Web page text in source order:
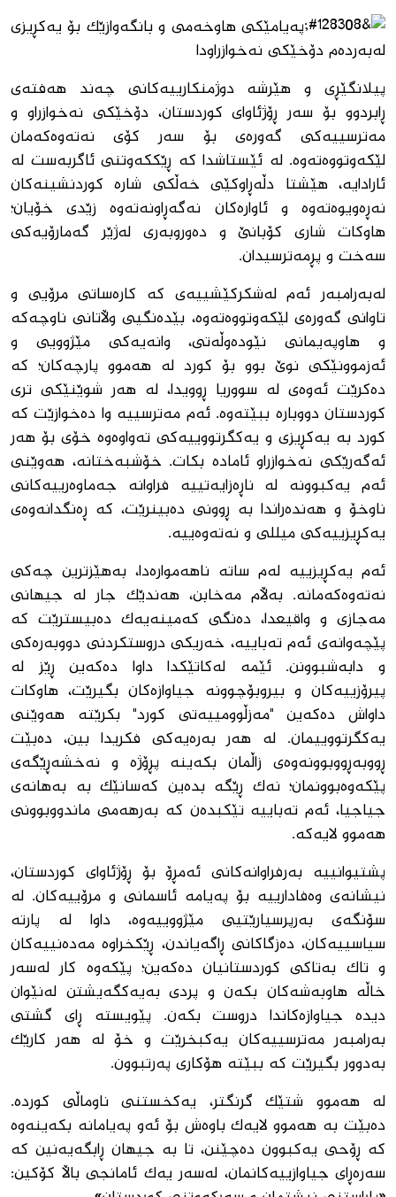
پەیامێکی هاوخەمی و بانگەوازێک بۆ یەکڕیزی
لەبەردەم دۆخێکی نەخوازراودا
پیلانگێڕی و هێرشە دوژمنکارییەکانی چەند هەفتەی
ڕابردوو بۆ سەر ڕۆژئاوای کوردستان، دۆخێکی نەخوازراو و
مەترسییەکی گەورەی بۆ سەر کۆی نەتەوەکەمان
لێکەوتووەتەوە. لە ئێستاشدا کە ڕێککەوتنی ئاگربەست لە
ئارادایە، هێشتا دڵەڕاوکێی خەڵکی شارە کوردنشینەکان
نەڕەویوەتەوە و ئاوارەکان نەگەڕاونەتەوە زێدی خۆیان؛
هاوکات شاری کۆبانێ و دەوروبەری لەژێر گەمارۆیەکی
سەخت و پڕمەترسیدان.
لەبەرامبەر ئەم لەشکرکێشییەی کە کارەساتی مرۆیی و
تاوانی گەورەی لێکەوتووەتەوە، بێدەنگیی وڵاتانی ناوچەکە
و هاوپەیمانی نێودەوڵەتی، وانەیەکی مێژوویی و
ئەزموونێکی نوێ بوو بۆ کورد لە هەموو پارچەکان؛ کە
دەکرێت ئەوەی لە سووریا ڕوویدا، لە هەر شوێنێکی تری
کوردستان دووبارە ببێتەوە. ئەم مەترسییە وا دەخوازێت کە
کورد بە یەکڕیزی و یەکگرتووییەکی تەواوەوە خۆی بۆ هەر
ئەگەرێکی نەخوازراو ئامادە بکات. خۆشبەختانە، هەوێنی
ئەم یەکبوونە لە ناڕەزایەتییە فراوانە جەماوەرییەکانی
ناوخۆ و هەندەراندا بە ڕوونی دەبینرێت، کە ڕەنگدانەوەی
یەکڕیزییەکی میللی و نەتەوەییە.
ئەم یەکڕیزییە لەم ساتە ناهەموارەدا، بەهێزترین چەکی
نەتەوەکەمانە. بەڵام مەخابن، هەندێک جار لە جیهانی
مەجازی و واقیعدا، دەنگی کەمینەیەک دەبیسترێت کە
پێچەوانەی ئەم تەباییە، خەریکی دروستکردنی دووبەرەکی
و دابەشبوونن. ئێمە لەکاتێکدا داوا دەکەین ڕێز لە
پیرۆزییەکان و بیروبۆچوونە جیاوازەکان بگیرێت، هاوکات
داواش دەکەین "مەزڵوومییەتی کورد" بکرێتە هەوێنی
یەکگرتووییمان. لە هەر بەرەیەکی فکریدا بین، دەبێت
ڕووبەڕووبوونەوەی زاڵمان بکەینە پڕۆژە و نەخشەڕێگەی
پێکەوەبوونمان؛ نەک ڕێگە بدەین کەسانێک بە بەهانەی
جیاجیا، ئەم تەباییە تێکبدەن کە بەرهەمی ماندووبوونی
هەموو لایەکە.
پشتیوانییە بەرفراوانەکانی ئەمڕۆ بۆ ڕۆژئاوای کوردستان،
نیشانەی وەفادارییە بۆ پەیامە ئاسمانی و مرۆییەکان. لە
سۆنگەی بەرپرسیارێتیی مێژووییەوە، داوا لە پارتە
سیاسییەکان، دەزگاکانی ڕاگەیاندن، ڕێکخراوە مەدەنییەکان
و تاک بەتاکی کوردستانیان دەکەین؛ پێکەوە کار لەسەر
خاڵە هاوبەشەکان بکەن و پردی بەیەکگەیشتن لەنێوان
دیدە جیاوازەکاندا دروست بکەن. پێویستە ڕای گشتی
بەرامبەر مەترسییەکان یەکبخرێت و خۆ لە هەر کارێک
بەدوور بگیرێت کە ببێتە هۆکاری پەرتبوون.
لە هەموو شتێک گرنگتر، یەکخستنی ناوماڵی کوردە.
دەبێت بە هەموو لایەک باوەش بۆ ئەو پەیامانە بکەینەوە
کە ڕۆحی یەکبوون دەچێنن، تا بە جیهان ڕابگەیەنین کە
سەرەڕای جیاوازییەکانمان، لەسەر یەک ئامانجی باڵا کۆکین: